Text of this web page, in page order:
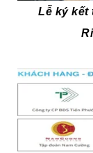
Lễ ký kết